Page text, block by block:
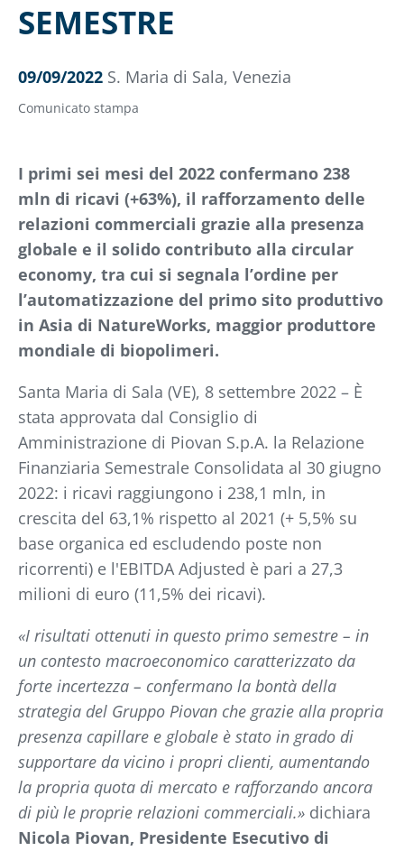
SEMESTRE
09/09/2022 S. Maria di Sala, Venezia
Comunicato stampa
I primi sei mesi del 2022 confermano 238
mln di ricavi (+63%), il rafforzamento delle
relazioni commerciali grazie alla presenza
globale e il solido contributo alla circular
economy, tra cui si segnala l’ordine per
l’automatizzazione del primo sito produttivo
in Asia di NatureWorks, maggior produttore
mondiale di biopolimeri.
Santa Maria di Sala (VE), 8 settembre 2022 – È
stata approvata dal Consiglio di
Amministrazione di Piovan S.p.A. la Relazione
Finanziaria Semestrale Consolidata al 30 giugno
2022: i ricavi raggiungono i 238,1 mln, in
crescita del 63,1% rispetto al 2021 (+ 5,5% su
base organica ed escludendo poste non
ricorrenti) e l'EBITDA Adjusted è pari a 27,3
milioni di euro (11,5% dei ricavi).
«I risultati ottenuti in questo primo semestre – in
un contesto macroeconomico caratterizzato da
forte incertezza – confermano la bontà della
strategia del Gruppo Piovan che grazie alla propria
presenza capillare e globale è stato in grado di
supportare da vicino i propri clienti, aumentando
la propria quota di mercato e rafforzando ancora
di più le proprie relazioni commerciali.» dichiara
Nicola Piovan, Presidente Esecutivo di